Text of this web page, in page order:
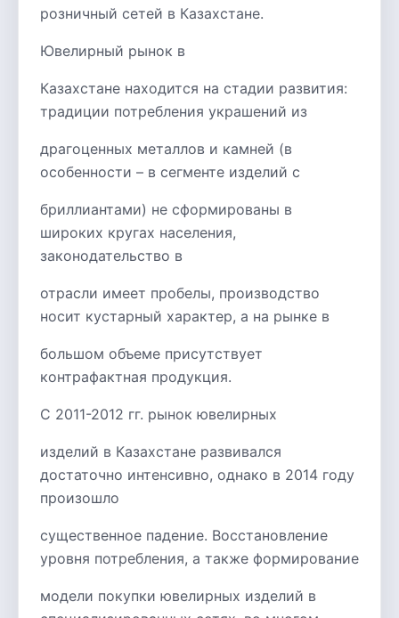
розничный сетей в Казахстане.
Ювелирный рынок в
Казахстане находится на стадии развития:
традиции потребления украшений из
драгоценных металлов и камней (в
особенности – в сегменте изделий с
бриллиантами) не сформированы в
широких кругах населения,
законодательство в
отрасли имеет пробелы, производство
носит кустарный характер, а на рынке в
большом объеме присутствует
контрафактная продукция.
С 2011-2012 гг. рынок ювелирных
изделий в Казахстане развивался
достаточно интенсивно, однако в 2014 году
произошло
существенное падение. Восстановление
уровня потребления, а также формирование
модели покупки ювелирных изделий в